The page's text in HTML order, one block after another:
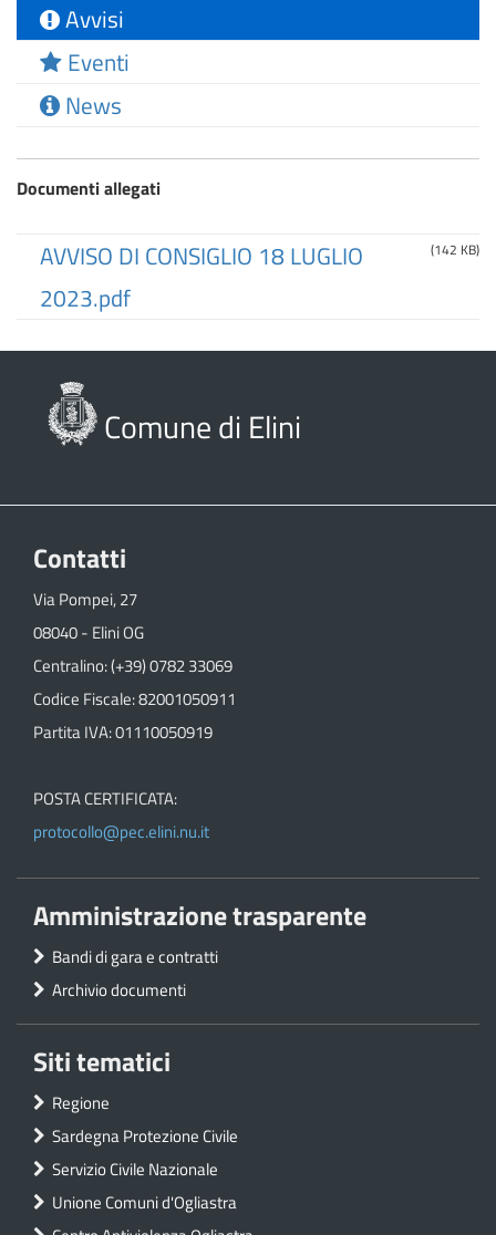
Avvisi
Eventi
News
Documenti allegati
(142 KB)
AVVISO DI CONSIGLIO 18 LUGLIO
2023.pdf
Comune di Elini
Contatti
Via Pompei, 27
08040 - Elini OG
Centralino: (+39) 0782 33069
Codice Fiscale: 82001050911
Partita IVA: 01110050919
POSTA CERTIFICATA:
protocollo@pec.elini.nu.it
Amministrazione trasparente
Bandi di gara e contratti
Archivio documenti
Siti tematici
Regione
Sardegna Protezione Civile
Servizio Civile Nazionale
Unione Comuni d'Ogliastra